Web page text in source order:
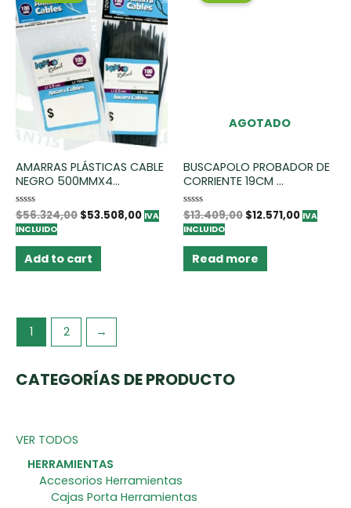
CATEGORÍAS DE PRODUCTO
VER TODOS
HERRAMIENTAS
Accesorios Herramientas
Cajas Porta Herramientas
AMARRAS PLÁSTICAS CABLE
NEGRO 500MMX4...
Rated
0
out
$56.324,00 $53.508,00 IVA
INCLUIDO
Add to cart
AGOTADO
BUSCAPOLO PROBADOR DE
CORRIENTE 19CM ...
Rated
0
out
$13.409,00 $12.571,00 IVA
INCLUIDO
Read more
1 2 →